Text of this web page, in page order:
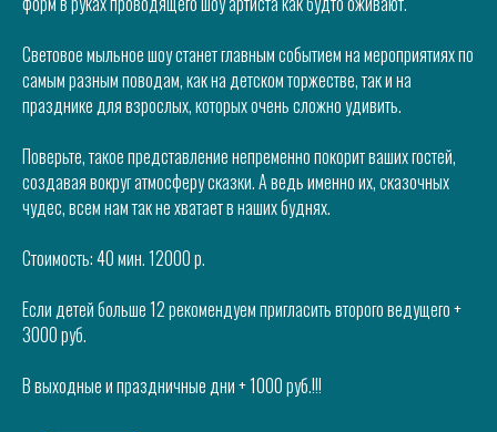
Световое мыльное шоу станет главным событием на мероприятиях по
самым разным поводам, как на детском торжестве, так и на
празднике для взрослых, которых очень сложно удивить.
Поверьте, такое представление непременно покорит ваших гостей,
создавая вокруг атмосферу сказки. А ведь именно их, сказочных
чудес, всем нам так не хватает в наших буднях.
Стоимость: 40 мин. 12000 р.
Если детей больше 12 рекомендуем пригласить второго ведущего +
3000 руб.
В выходные и праздничные дни + 1000 руб.!!!